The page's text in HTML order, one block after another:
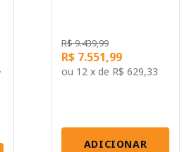
R$ 9.439,99
R$ 7.551,99
ou 12 x de R$ 629,33
ADICIONAR